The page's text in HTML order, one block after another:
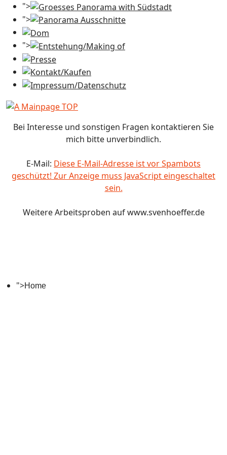
">
">
">
Bei Interesse und sonstigen Fragen kontaktieren Sie
mich bitte unverbindlich.
E-Mail: Diese E-Mail-Adresse ist vor Spambots
geschützt! Zur Anzeige muss JavaScript eingeschaltet
sein.
Weitere Arbeitsproben auf www.svenhoeffer.de
">Home